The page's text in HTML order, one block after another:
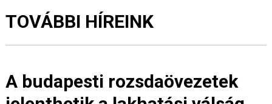
TOVÁBBI HÍREINK
A budapesti rozsdaövezetek